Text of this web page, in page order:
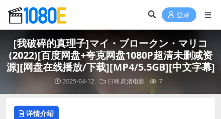
登录
[我破碎的真理子]マイ・ブロークン・マリコ
(2022)[百度网盘+夸克网盘1080P超清未删减资
源][网盘在线播放/下载][MP4/5.5GB][中文字幕]
2025-04-12 日韩 高清电影 7
详情介绍